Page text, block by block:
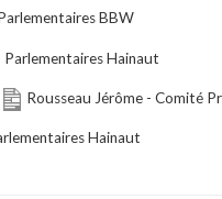
BBW
Hainaut
Rousseau Jérôme - Comité
Hainaut